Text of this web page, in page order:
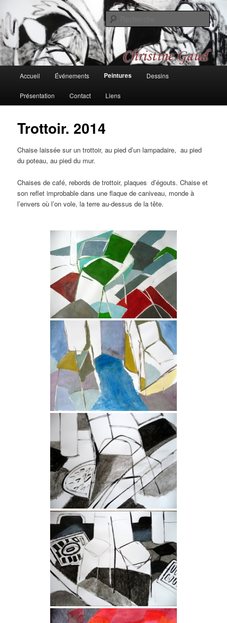
au
contenu
principalChristine Gaud, peintures et
dessins
Une recherche sur les couleurs, les formes, les rythmes, passages et
bifurcations
principal
Accueil Événements Peintures Dessins
Présentation Contact Liens
Trottoir. 2014
Chaise laissée sur un trottoir, au pied d’un lampadaire, au pied
du poteau, au pied du mur.
Chaises de café, rebords de trottoir, plaques d’égouts. Chaise et
son reflet improbable dans une flaque de caniveau, monde à
l’envers où l’on vole, la terre au-dessus de la tête.